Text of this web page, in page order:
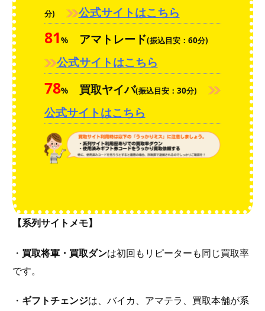
分) 公式サイトはこちら
81%アマトレード(振込目安：60分)
公式サイトはこちら
78%買取ヤイバ(振込目安：30分)
公式サイトはこちら
【系列サイトメモ】
・ 買取将軍・買取ダンは初回もリピーターも同じ買取率
です。
・ ギフトチェンジは、バイカ、アマテラ、買取本舗が系